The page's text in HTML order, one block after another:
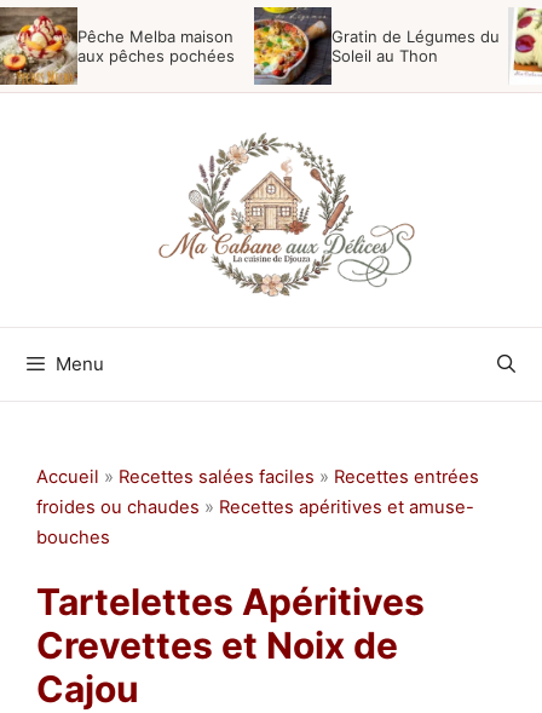
Aller
au
contenu
Pêche Melba maison
aux pêches pochées
Gratin de Légumes du
Soleil au Thon
Menu
Accueil » Recettes salées faciles » Recettes entrées
froides ou chaudes » Recettes apéritives et amuse-
bouches
Tartelettes Apéritives
Crevettes et Noix de
Cajou